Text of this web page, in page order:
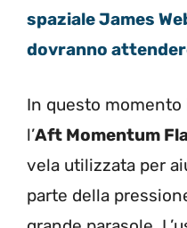
spaziale James
dovranno
In questo momento
l’Aft Momentum
vela utilizzata per
parte della